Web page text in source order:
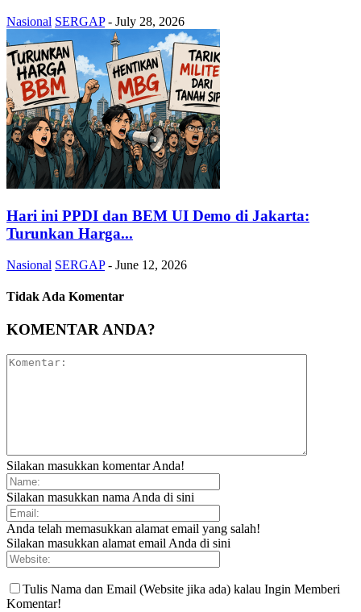
Nasional SERGAP - July 28, 2026
Hari ini PPDI dan BEM UI Demo di Jakarta:
Turunkan Harga...
Nasional SERGAP - June 12, 2026
Tidak Ada Komentar
KOMENTAR ANDA?
Silakan masukkan komentar Anda!
Silakan masukkan nama Anda di sini
Anda telah memasukkan alamat email yang salah!
Silakan masukkan alamat email Anda di sini
Tulis Nama dan Email (Website jika ada) kalau Ingin Memberi
Komentar!